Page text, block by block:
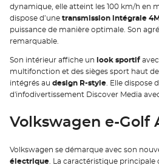
dynamique, elle atteint les 100 km/h en
dispose d’une transmission intégrale
puissance de manière optimale. Son
remarquable.
Son intérieur affiche un look sportif
multifonction et des sièges sport haut
intégrés au design R-style . Elle dispose
d'infodivertissement Discover Media
Volkswagen e-Golf
Volkswagen se démarque avec son
électrique . La caractéristique principale